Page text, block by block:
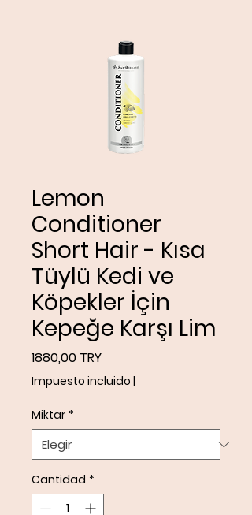
Lemon
Conditioner
Short Hair - Kısa
Tüylü Kedi ve
Köpekler İçin
Kepeğe Karşı Lim
1880,00 TRYPrecio
Impuesto incluido |
Miktar *
Cantidad *